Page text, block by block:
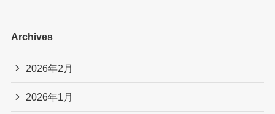
Archives
2026年2月
2026年1月